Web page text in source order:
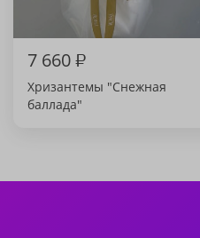
7 660₽
Хризантемы "Снежная
баллада"